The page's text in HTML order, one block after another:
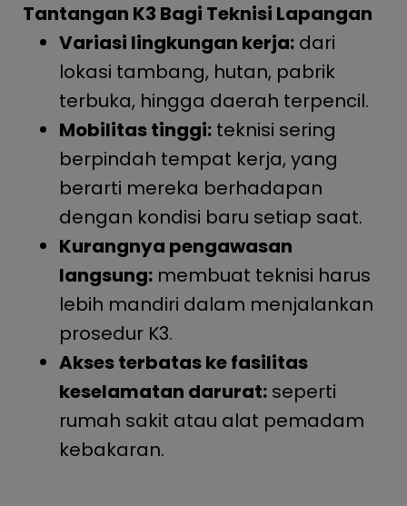
Tantangan K3 Bagi Teknisi Lapangan
Variasi lingkungan kerja: dari
lokasi tambang, hutan, pabrik
terbuka, hingga daerah terpencil.
Mobilitas tinggi: teknisi sering
berpindah tempat kerja, yang
berarti mereka berhadapan
dengan kondisi baru setiap saat.
Kurangnya pengawasan
langsung: membuat teknisi harus
lebih mandiri dalam menjalankan
prosedur K3.
Akses terbatas ke fasilitas
keselamatan darurat: seperti
rumah sakit atau alat pemadam
kebakaran.